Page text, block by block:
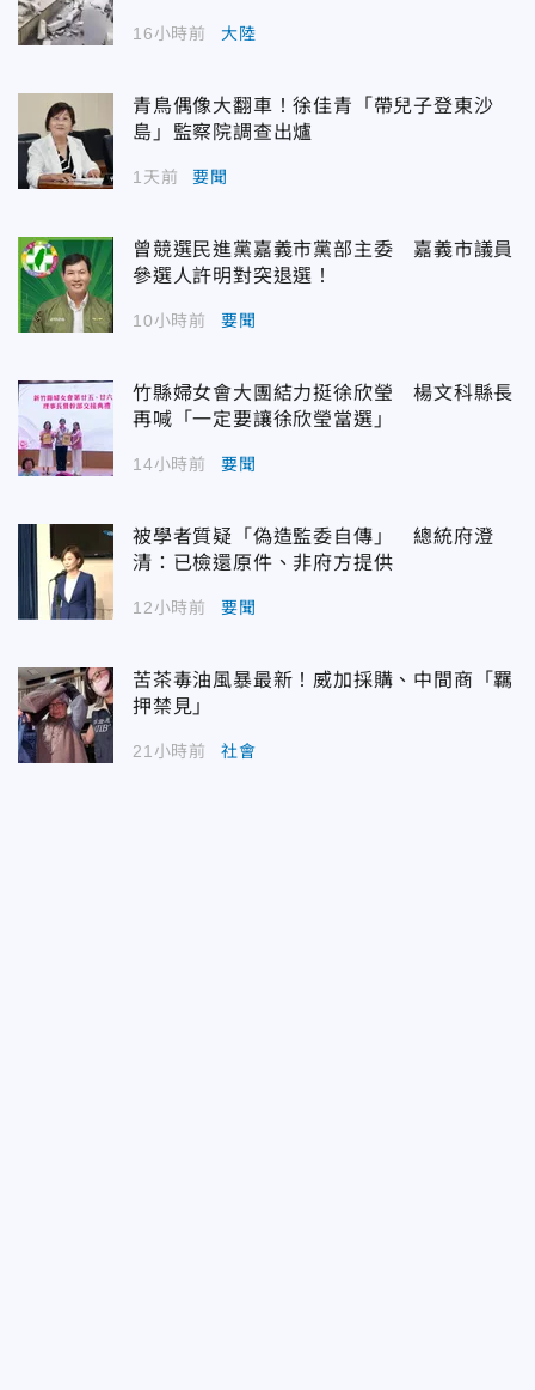
16小時前 大陸
青鳥偶像大翻車！徐佳青「帶兒子登東沙
島」監察院調查出爐
1天前 要聞
曾競選民進黨嘉義市黨部主委 嘉義市議員
參選人許明對突退選！
10小時前 要聞
竹縣婦女會大團結力挺徐欣瑩 楊文科縣長
再喊「一定要讓徐欣瑩當選」
14小時前 要聞
被學者質疑「偽造監委自傳」 總統府澄
清：已檢還原件、非府方提供
12小時前 要聞
苦茶毒油風暴最新！威加採購、中間商「羈
押禁見」
21小時前 社會